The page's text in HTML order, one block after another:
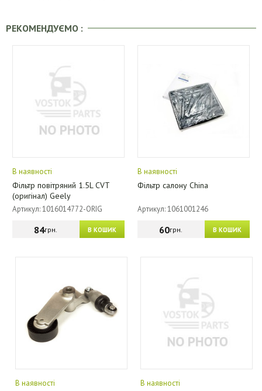
РЕКОМЕНДУЄМО :
В наявності
Фільтр повітряний 1.5L CVT
(оригінал) Geely
Артикул: 1016014772-ORIG
В КОШИК
84грн.
В наявності
Фільтр салону China
Артикул: 1061001246
В КОШИК
60грн.
В наявності В наявності